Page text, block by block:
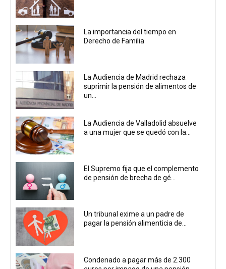
La importancia del tiempo en
Derecho de Familia
La Audiencia de Madrid rechaza
suprimir la pensión de alimentos de
un...
La Audiencia de Valladolid absuelve
a una mujer que se quedó con la...
El Supremo fija que el complemento
de pensión de brecha de gé...
Un tribunal exime a un padre de
pagar la pensión alimenticia de...
Condenado a pagar más de 2.300